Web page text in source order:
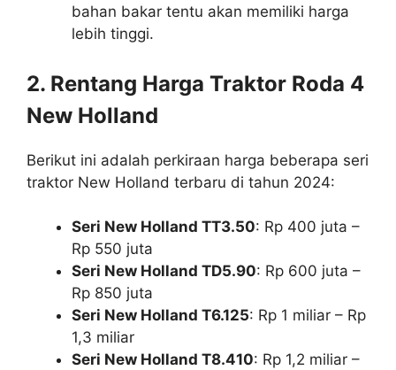
bahan bakar tentu akan memiliki harga
lebih tinggi.
2. Rentang Harga Traktor Roda 4
New Holland
Berikut ini adalah perkiraan harga beberapa seri
traktor New Holland terbaru di tahun 2024:
Seri New Holland TT3.50: Rp 400 juta –
Rp 550 juta
Seri New Holland TD5.90: Rp 600 juta –
Rp 850 juta
Seri New Holland T6.125: Rp 1 miliar – Rp
1,3 miliar
Seri New Holland T8.410: Rp 1,2 miliar –